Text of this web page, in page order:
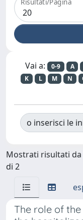
Risultati/Pagina
Vai a: 0-9 A
K
L M N
o inserisci le
Mostrati risultati da
di 2
The role of